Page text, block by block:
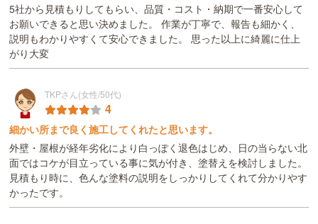
5社から見積もりしてもらい、品質・コスト・納期で一番安心して
お願いできると思い決めました。 作業が丁寧で、報告も細かく、
説明もわかりやすくて安心できました。 思った以上に綺麗に仕上
がり大変
TKPさん(女性/50代)
4
細かい所まで良く施工してくれたと思います。
外壁・屋根が経年劣化により白っぽく退色はじめ、日の当らない北
面ではコケが目立っている事に気が付き、塗替えを検討しました。
見積もり時に、色んな塗料の説明をしっかりしてくれて分かりやす
かったです。